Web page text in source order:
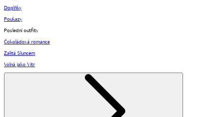
Doplňky
Poukazy
Poslední outfity
Čokoládová romance
Zalitá Sluncem
Volná jako Vítr